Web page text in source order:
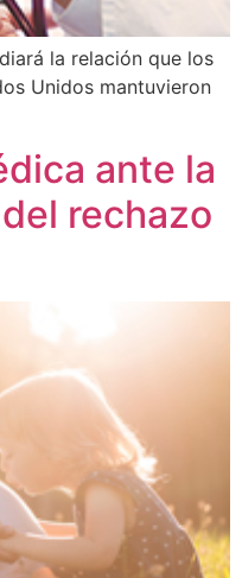
la relación que los
Unidos mantuvieron
ante la
rechazo